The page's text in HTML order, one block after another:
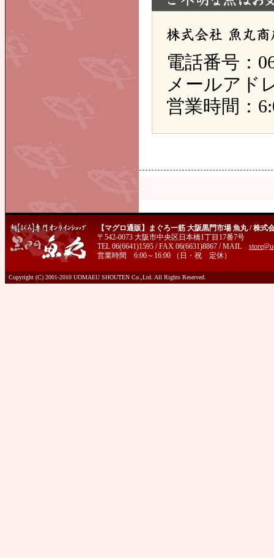
電話番号：
メールアド
営業時間：
【マグロ通販】まぐろ一筋 大阪黒門市場 魚丸 / 株式
〒542-0073 大阪市中央区日本橋1丁目17番7号
TEL 06(6641)1595 / FAX 06(6631)8867 / MAIL
営業時間 6:00～16:00 （日・祝 定休）
Copyright (C) 2001-2010 UOMAEU SHOUTEN Co.,Ltd. All Rights Reserved.